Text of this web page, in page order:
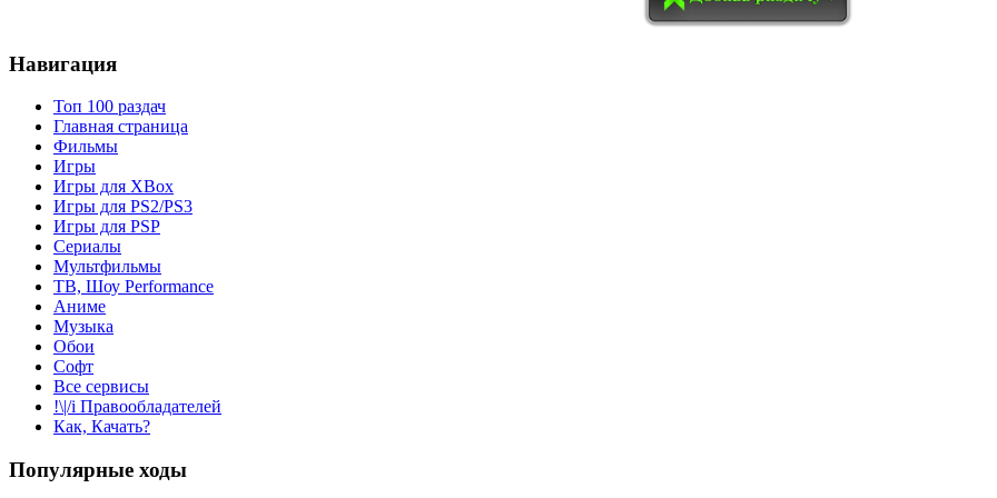
Навигация
Топ 100 раздач
Главная страница
Фильмы
Игры
Игры для XBox
Игры для PS2/PS3
Игры для PSP
Сериалы
Мультфильмы
ТВ, Шоу Performance
Аниме
Музыка
Обои
Софт
Все сервисы
!\|/i Правообладателей
Как, Качать?
Популярные ходы